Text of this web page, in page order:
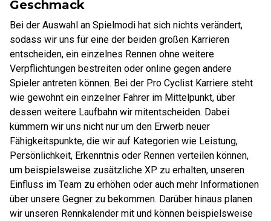
Geschmack
Bei der Auswahl an Spielmodi hat sich nichts verändert,
sodass wir uns für eine der beiden großen Karrieren
entscheiden, ein einzelnes Rennen ohne weitere
Verpflichtungen bestreiten oder online gegen andere
Spieler antreten können. Bei der Pro Cyclist Karriere steht
wie gewohnt ein einzelner Fahrer im Mittelpunkt, über
dessen weitere Laufbahn wir mitentscheiden. Dabei
kümmern wir uns nicht nur um den Erwerb neuer
Fähigkeitspunkte, die wir auf Kategorien wie Leistung,
Persönlichkeit, Erkenntnis oder Rennen verteilen können,
um beispielsweise zusätzliche XP zu erhalten, unseren
Einfluss im Team zu erhöhen oder auch mehr Informationen
über unsere Gegner zu bekommen. Darüber hinaus planen
wir unseren Rennkalender mit und können beispielsweise